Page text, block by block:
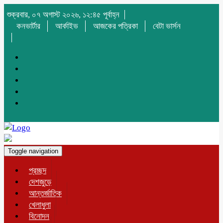
শুক্রবার, ০৭ অগাস্ট ২০২৬, ১২:৪৫ পূর্বাহ্ন
কনভার্টার
আর্কাইভ আজকের পত্রিকা বেটা ভার্সন
Toggle navigation
প্রচ্ছদ
দেশজুড়ে
আন্তর্জাতিক
খেলাধুলা
বিনোদন